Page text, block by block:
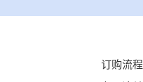
订购流程